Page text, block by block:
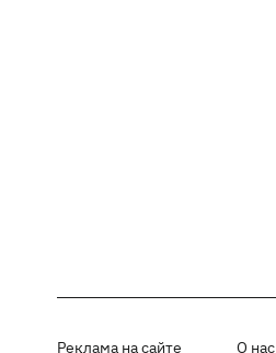
Реклама на сайте О нас